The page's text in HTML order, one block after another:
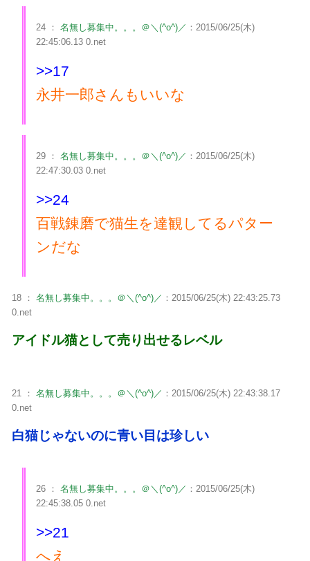
24 ： 名無し募集中。。。＠＼(^o^)／ ：2015/06/25(木)
22:45:06.13 0.net
>>17
永井一郎さんもいいな
29 ： 名無し募集中。。。＠＼(^o^)／ ：2015/06/25(木)
22:47:30.03 0.net
>>24
百戦錬磨で猫生を達観してるパター
ンだな
18 ： 名無し募集中。。。＠＼(^o^)／ ：2015/06/25(木) 22:43:25.73
0.net
アイドル猫として売り出せるレベル
21 ： 名無し募集中。。。＠＼(^o^)／ ：2015/06/25(木) 22:43:38.17
0.net
白猫じゃないのに青い目は珍しい
26 ： 名無し募集中。。。＠＼(^o^)／ ：2015/06/25(木)
22:45:38.05 0.net
>>21
へえ